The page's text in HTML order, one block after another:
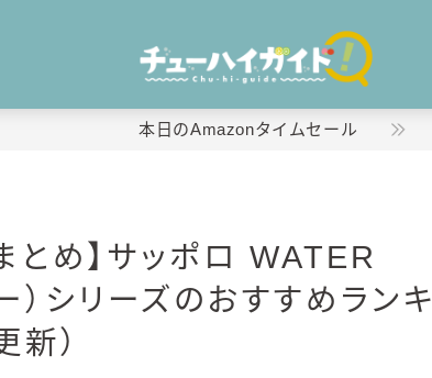
本日のAmazonタイムセール
とめ】サッポロ WATER
）シリーズのおすすめランキ
）